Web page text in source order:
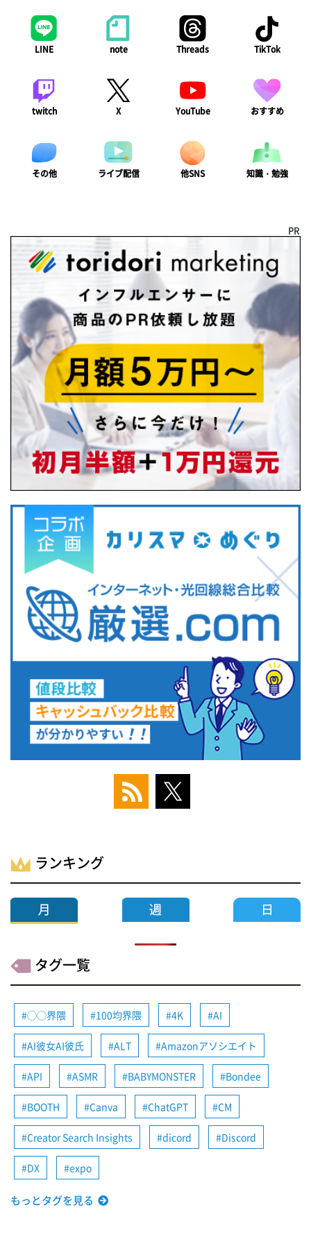
LINE note Threads TikTok
twitch X YouTube おすすめ
その他 ライブ配信 他SNS 知識・勉強
PR
ランキング
タグ一覧
◯◯界隈 100均界隈 4K AI
AI彼女AI彼氏 ALT Amazonアソシエイト
API ASMR BABYMONSTER Bondee
BOOTH Canva ChatGPT CM
Creator Search Insights dicord Discord
DX expo
もっとタグを見る